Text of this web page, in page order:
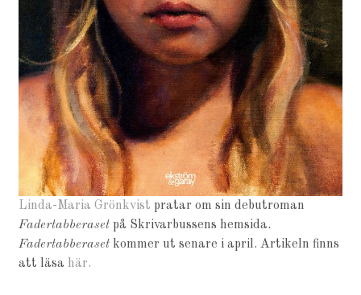
Linda-Maria Grönkvist pratar om sin debutroman
Fadertabberaset på Skrivarbussens hemsida.
Fadertabberaset kommer ut senare i april. Artikeln finns
att läsa här.